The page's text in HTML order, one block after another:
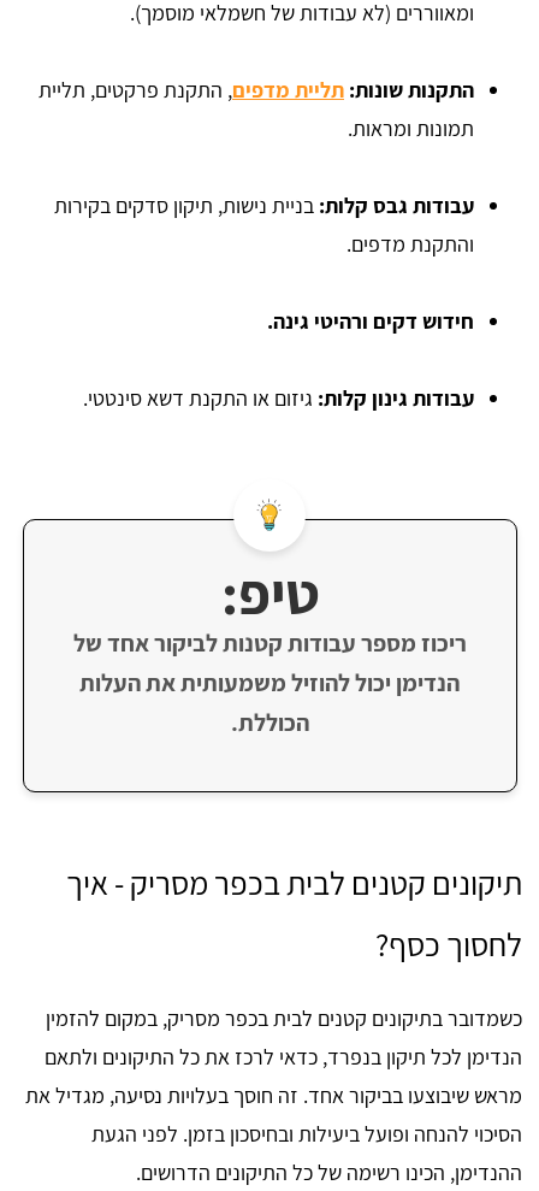
ומאווררים (לא עבודות של חשמלאי מוסמך).
התקנות שונות: תליית מדפים, התקנת פרקטים, תליית
תמונות ומראות.
עבודות גבס קלות: בניית נישות, תיקון סדקים בקירות
והתקנת מדפים.
חידוש דקים ורהיטי גינה.
עבודות גינון קלות: גיזום או התקנת דשא סינטטי.
טיפ:
ריכוז מספר עבודות קטנות לביקור אחד של
הנדימן יכול להוזיל משמעותית את העלות
הכוללת.
תיקונים קטנים לבית בכפר מסריק - איך
לחסוך כסף?
כשמדובר בתיקונים קטנים לבית בכפר מסריק, במקום להזמין
הנדימן לכל תיקון בנפרד, כדאי לרכז את כל התיקונים ולתאם
מראש שיבוצעו בביקור אחד. זה חוסך בעלויות נסיעה, מגדיל את
הסיכוי להנחה ופועל ביעילות ובחיסכון בזמן. לפני הגעת
ההנדימן, הכינו רשימה של כל התיקונים הדרושים.